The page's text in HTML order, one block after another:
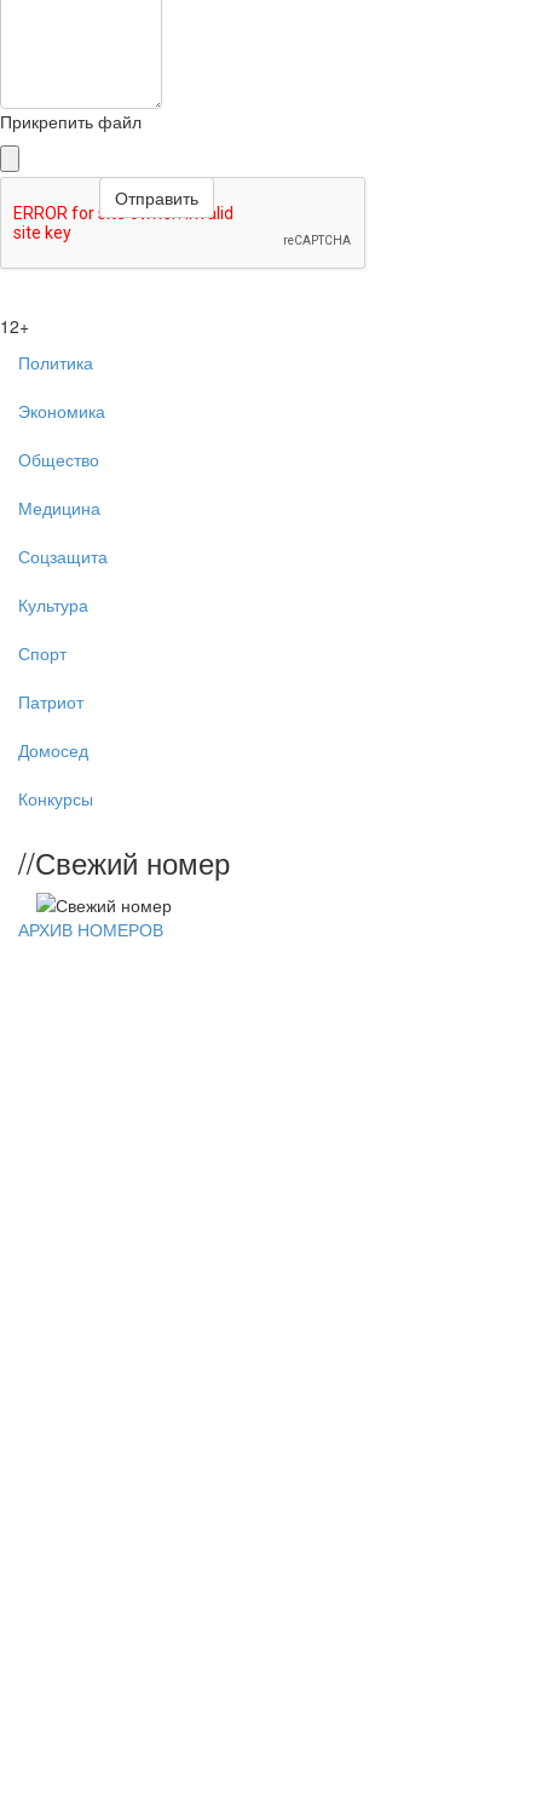
Прикрепить файл
12+
Политика
Экономика
Общество
Медицина
Соцзащита
Культура
Спорт
Патриот
Домосед
Конкурсы
//Свежий номер
АРХИВ НОМЕРОВ